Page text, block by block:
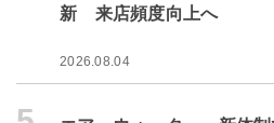
新 来店頻度向上へ
2026.08.04